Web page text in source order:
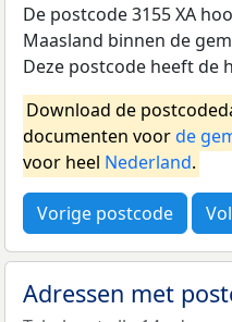
De postcode 3155 XA
Maasland binnen de
Deze postcode heeft de
Download de
documenten voorde
voor heel Nederland.
Vorige postcode
Adressen met